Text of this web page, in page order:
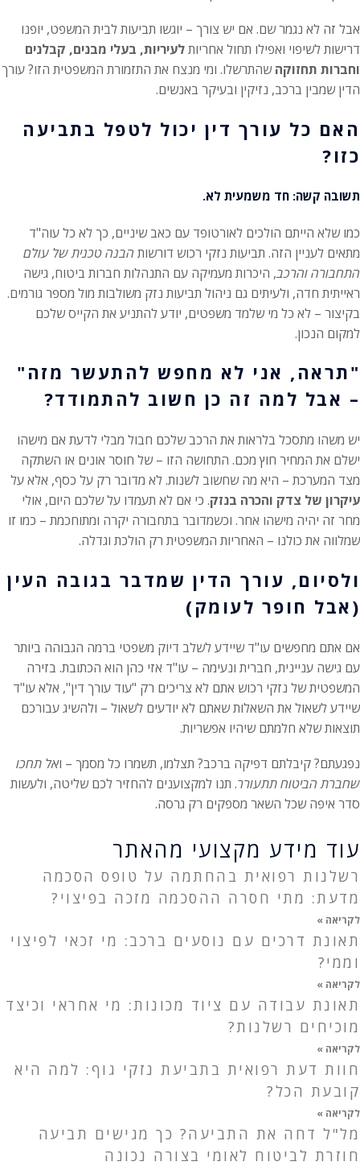
אבל זה לא נגמר שם. אם יש צורך – יוגשו תביעות לבית המשפט, יופנו
דרישות לשיפוי ואפילו תחול אחריותלעיריות, בעלי מבנים, קבלנים
וחברות תחזוקה שהתרשלו. ומי מנצח את התזמורת המשפטית הזו? עורך
הדין שמבין ברכב, נזיקין ובעיקר באנשים.
האם כל עורך דין יכול לטפל בתביעה
כזו?
תשובה קשה: חד משמעית לא.
כמו שלא הייתם הולכים לאורטופד עם כאב שיניים, כך לא כל עוה"ד
מתאים לעניין הזה. תביעות נזקי רכוש דורשות הבנה טכנית של עולם
התחבורה והרכב, היכרות מעמיקה עם התנהלות חברות ביטוח, גישה
ראייתית חדה, ולעיתים גם ניהול תביעות נזק משולבות מול מספר גורמים.
בקיצור – לא כל מי שלמד משפטים, יודע להתניע את הקייס שלכם
למקום הנכון.
"תראה, אני לא מחפש להתעשר מזה"
– אבל למה זה כן חשוב להתמודד?
יש משהו מתסכל בלראות את הרכב שלכם חבול מבלי לדעת אם מישהו
ישלם את המחיר חוץ מכם. התחושה הזו – של חוסר אונים או השתקה
מצד המערכת – היא מה שחשוב לשנות. לא מדובר רק על כסף, אלא על
עיקרון של צדק והכרה בנזק. כי אם לא תעמדו על שלכם היום, אולי
מחר זה יהיה מישהו אחר. וכשמדובר בתחבורה יקרה ומתוחכמת – כמו זו
שמלווה את כולנו – האחריות המשפטית רק הולכת וגדלה.
ולסיום, עורך הדין שמדבר בגובה העין
(אבל חופר לעומק)
אם אתם מחפשים עו"ד שיידע לשלב דיוק משפטי ברמה הגבוהה ביותר
עם גישה עניינית, חברית ונעימה – עו"ד אזי כהן הוא הכתובת. בזירה
המשפטית של נזקי רכוש אתם לא צריכים רק "עוד עורך דין", אלא עו"ד
שיידע לשאול את השאלות שאתם לא יודעים לשאול – ולהשיג עבורכם
תוצאות שלא חלמתם שיהיו אפשריות.
נפגעתם? קיבלתם דפיקה ברכב? תצלמו, תשמרו כל מסמך – ואל תחכו
שחברת הביטוח תתעורר. תנו למקצוענים להחזיר לכם שליטה, ולעשות
סדר איפה שכל השאר מספקים רק גרסה.
עוד מידע מקצועי מהאתר
רשלנות רפואית בהחתמה על טופס הסכמה
מדעת: מתי חסרה ההסכמה מזכה בפיצוי?
לקריאה »
תאונת דרכים עם נוסעים ברכב: מי זכאי לפיצוי
וממי?
לקריאה »
תאונת עבודה עם ציוד מכונות: מי אחראי וכיצד
מוכיחים רשלנות?
לקריאה »
חוות דעת רפואית בתביעת נזקי גוף: למה היא
קובעת הכל?
לקריאה »
מל"ל דחה את התביעה? כך מגישים תביעה
חוזרת לביטוח לאומי בצורה נכונה